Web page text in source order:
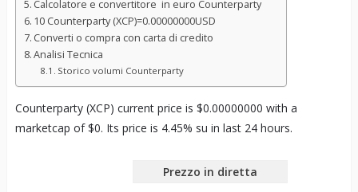
Calcolatore e convertitore in euro Counterparty
10 Counterparty (XCP)=0.00000000USD
Converti o compra con carta di credito
Analisi Tecnica
Storico volumi Counterparty
Counterparty (XCP) current price is $0.00000000 with a
marketcap of $0. Its price is 4.45% su in last 24 hours.
Prezzo in diretta